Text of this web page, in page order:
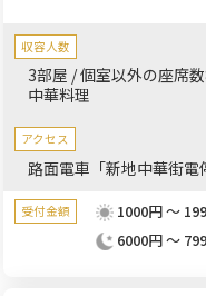
す。
収容人数
3部屋 / 個室以外の座席
中華料理
アクセス
路面電車「新地中華街
受付金額
1000円 ～
6000円 ～